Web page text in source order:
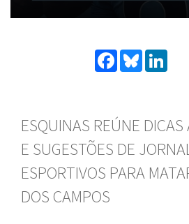
Facebook
Bluesky
ESQUINAS REÚNE
E SUGESTÕES DE
ESPORTIVOS PARA
DOS CAMPOS